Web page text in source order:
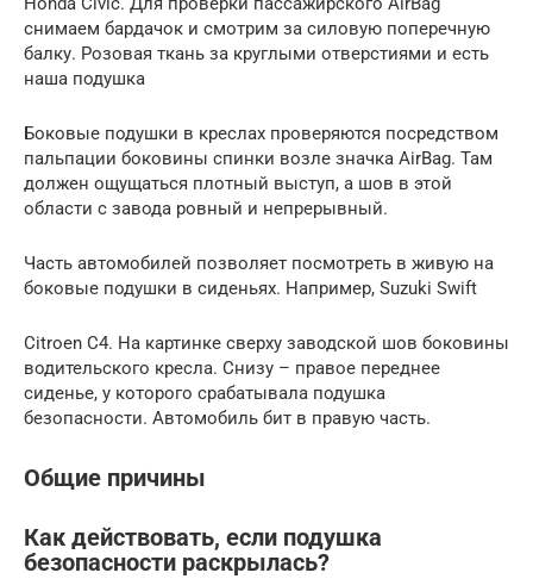
снимаем бардачок и смотрим за силовую поперечную
балку. Розовая ткань за круглыми отверстиями и есть
наша подушка
Боковые подушки в креслах проверяются посредством
пальпации боковины спинки возле значка AirBag. Там
должен ощущаться плотный выступ, а шов в этой
области с завода ровный и непрерывный.
Часть автомобилей позволяет посмотреть в живую на
боковые подушки в сиденьях. Например, Suzuki Swift
Citroen C4. На картинке сверху заводской шов боковины
водительского кресла. Снизу – правое переднее
сиденье, у которого срабатывала подушка
безопасности. Автомобиль бит в правую часть.
Общие причины
Как действовать, если подушка
безопасности раскрылась?